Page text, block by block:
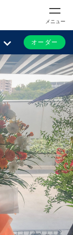
メニュー
オーダー